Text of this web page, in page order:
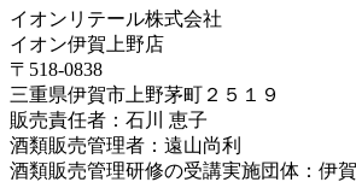
イオンリテール株式会社
イオン伊賀上野店
〒518-0838
三重県伊賀市上野茅町２５１９
販売責任者：石川 恵子
酒類販売管理者：遠山尚利
酒類販売管理研修の受講実施団体：伊